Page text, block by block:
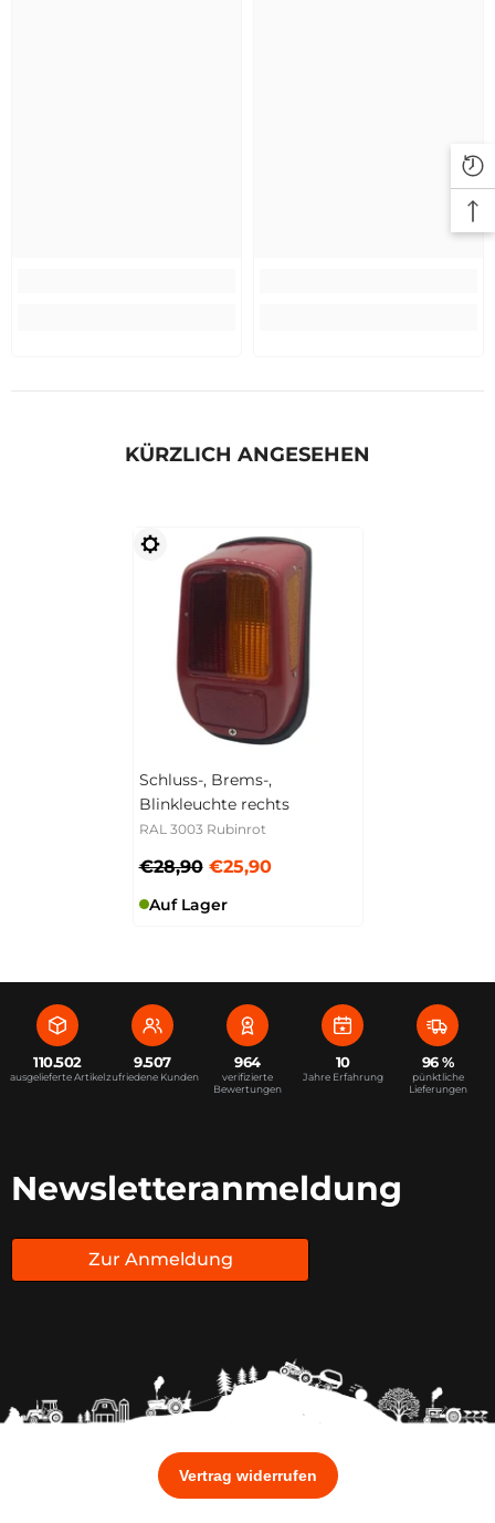
KÜRZLICH ANGESEHEN
Schluss-, Brems-,
Blinkleuchte rechts
RAL 3003 Rubinrot
€28,90 €25,90
Auf Lager
110.502
ausgelieferte Artikel
9.507
zufriedene Kunden
964
verifizierte
Bewertungen
10
Jahre Erfahrung
96 %
pünktliche
Lieferungen
Newsletteranmeldung
Zur Anmeldung